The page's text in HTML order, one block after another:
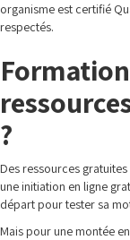
organisme est certifié
respectés.
?
Des ressources
une initiation en ligne
départ pour tester sa
Mais pour une montée